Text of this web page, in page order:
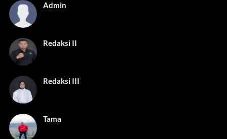
Admin
Redaksi II
Redaksi III
Tama